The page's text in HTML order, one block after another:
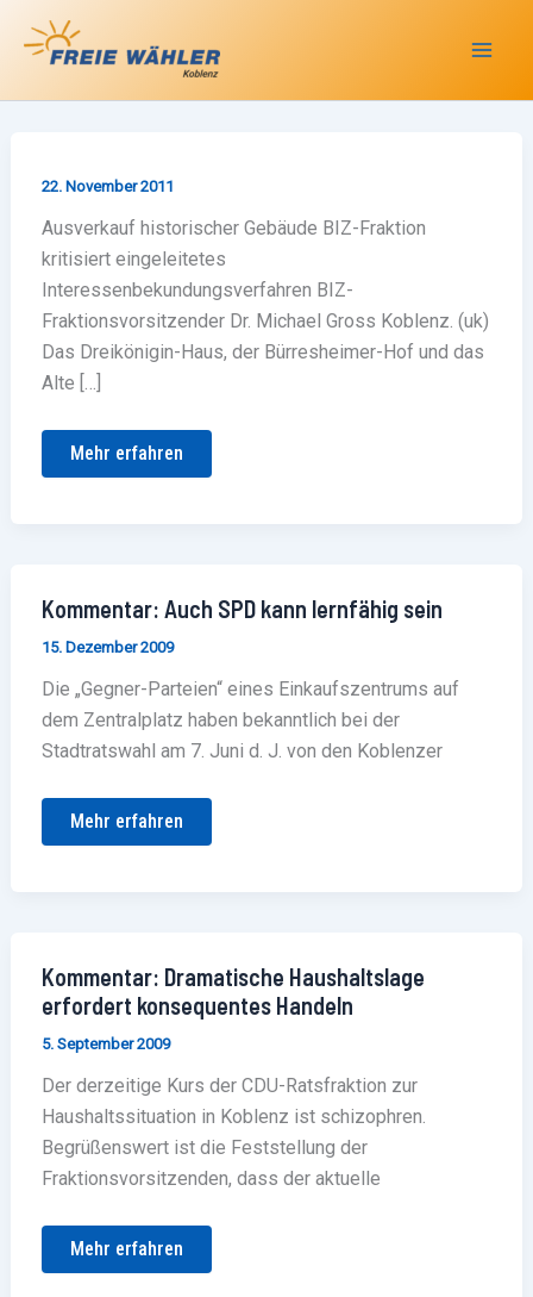
Inhalt
22. November 2011
Ausverkauf historischer Gebäude BIZ-Fraktion
kritisiert eingeleitetes
Interessenbekundungsverfahren BIZ-
Fraktionsvorsitzender Dr. Michael Gross Koblenz. (uk)
Das Dreikönigin-Haus, der Bürresheimer-Hof und das
Alte […]
Mehr erfahren
Kommentar: Auch SPD kann lernfähig sein
15. Dezember 2009
Die „Gegner-Parteien“ eines Einkaufszentrums auf
dem Zentralplatz haben bekanntlich bei der
Stadtratswahl am 7. Juni d. J. von den Koblenzer
Kommentar:
Auch
SPD
kann
lernfähig
sein
Mehr erfahren
Kommentar: Dramatische Haushaltslage
erfordert konsequentes Handeln
5. September 2009
Der derzeitige Kurs der CDU-Ratsfraktion zur
Haushaltssituation in Koblenz ist schizophren.
Begrüßenswert ist die Feststellung der
Fraktionsvorsitzenden, dass der aktuelle
Kommentar:
Dramatische
Haushaltslage
konsequentes
Mehr erfahren